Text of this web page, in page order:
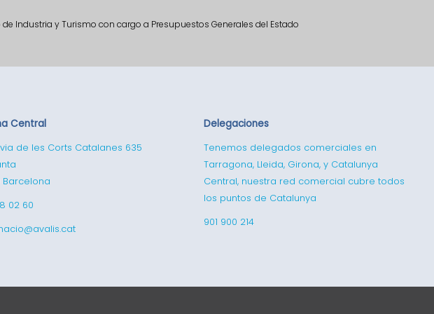
Industria y Turismo con cargo a Presupuestos Generales del Estado
Central
de les Corts Catalanes 635
Barcelona
02 60
Delegaciones
Tenemos delegados comerciales en
Tarragona, Lleida, Girona, y Catalunya
Central, nuestra red comercial cubre todos
los puntos de Catalunya
901 900 214